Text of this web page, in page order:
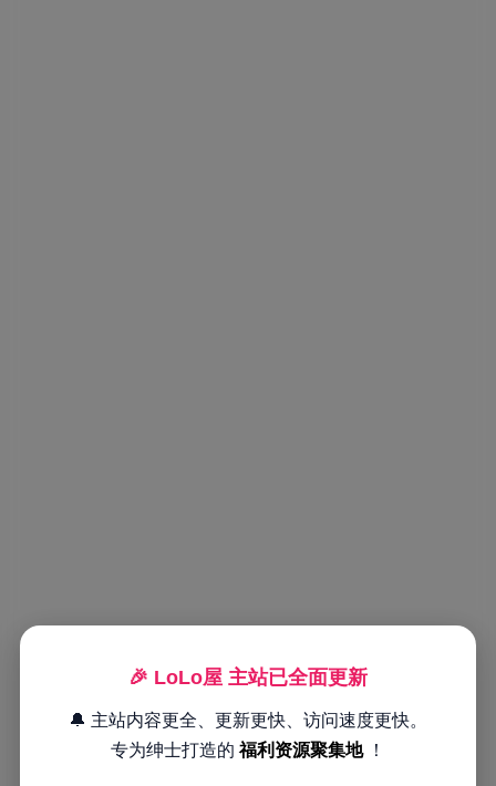
🎉 LoLo屋 主站已全面更新
🔔 主站内容更全、更新更快、访问速度更快。
专为绅士打造的福利资源聚集地 ！